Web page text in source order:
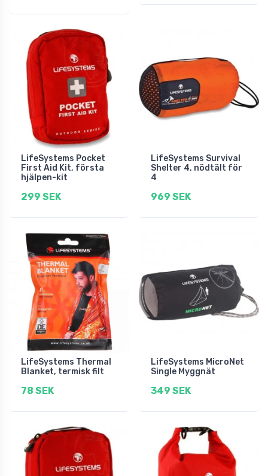
LifeSystems Pocket
First Aid Kit, första
hjälpen-kit
299 SEK
LifeSystems Survival
Shelter 4, nödtält för
4
969 SEK
LifeSystems Thermal
Blanket, termisk filt
78 SEK
LifeSystems MicroNet
Single Myggnät
349 SEK